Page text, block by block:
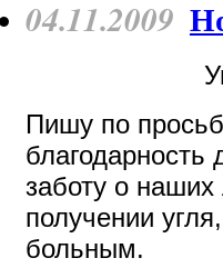
04.11.2009
Пишу по
благодарность
заботу о
получении
больным.